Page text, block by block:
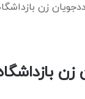
زن